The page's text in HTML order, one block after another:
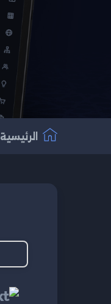
الرئيسية